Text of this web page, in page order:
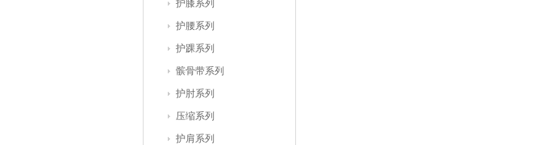
护膝系列
护腰系列
护踝系列
髌骨带系列
护肘系列
压缩系列
护肩系列